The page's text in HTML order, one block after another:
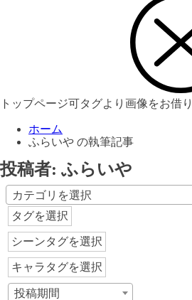
トップページ可タグより画像をお借
ホーム
ふらいや の執筆記事
投稿者: ふらいや
カテゴリを選択
タグを選択
シーンタグを選択
キャラタグを選択
投稿期間